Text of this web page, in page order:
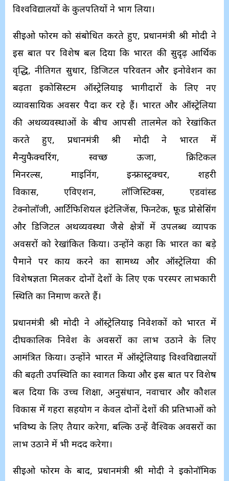
विश्वविद्यालयों के कुलपतियों ने भाग लिया।
सीईओ फोरम को संबोधित करते हुए, प्रधानमंत्री श्री मोदी ने
इस बात पर विशेष बल दिया कि भारत की सुदृढ़ आर्थिक
वृद्धि, नीतिगत सुधार, डिजिटल परिवर्तन और इनोवेशन का
बढ़ता इकोसिस्टम ऑस्ट्रेलियाई भागीदारों के लिए नए
व्यावसायिक अवसर पैदा कर रहे हैं। भारत और ऑस्ट्रेलिया
की अर्थव्यवस्थाओं के बीच आपसी तालमेल को रेखांकित
करते हुए, प्रधानमंत्री श्री मोदी ने भारत में
मैन्युफैक्चरिंग, स्वच्छ ऊर्जा, क्रिटिकल
मिनरल्स, माइनिंग, इन्फ्रास्ट्रक्चर, शहरी
विकास, एविएशन, लॉजिस्टिक्स, एडवांस्ड
टेक्नोलॉजी, आर्टिफिशियल इंटेलिजेंस, फिनटेक, फ़ूड प्रोसेसिंग
और डिजिटल अर्थव्यवस्था जैसे क्षेत्रों में उपलब्ध व्यापक
अवसरों को रेखांकित किया। उन्होंने कहा कि भारत का बड़े
पैमाने पर कार्य करने का सामर्थ्य और ऑस्ट्रेलिया की
विशेषज्ञता मिलकर दोनों देशों के लिए एक परस्पर लाभकारी
स्थिति का निर्माण करते हैं।
प्रधानमंत्री श्री मोदी ने ऑस्ट्रेलियाई निवेशकों को भारत में
दीर्घकालिक निवेश के अवसरों का लाभ उठाने के लिए
आमंत्रित किया। उन्होंने भारत में ऑस्ट्रेलियाई विश्वविद्यालयों
की बढ़ती उपस्थिति का स्वागत किया और इस बात पर विशेष
बल दिया कि उच्च शिक्षा, अनुसंधान, नवाचार और कौशल
विकास में गहरा सहयोग न केवल दोनों देशों की प्रतिभाओं को
भविष्य के लिए तैयार करेगा, बल्कि उन्हें वैश्विक अवसरों का
लाभ उठाने में भी मदद करेगा।
सीईओ फोरम के बाद, प्रधानमंत्री श्री मोदी ने इकोनॉमिक